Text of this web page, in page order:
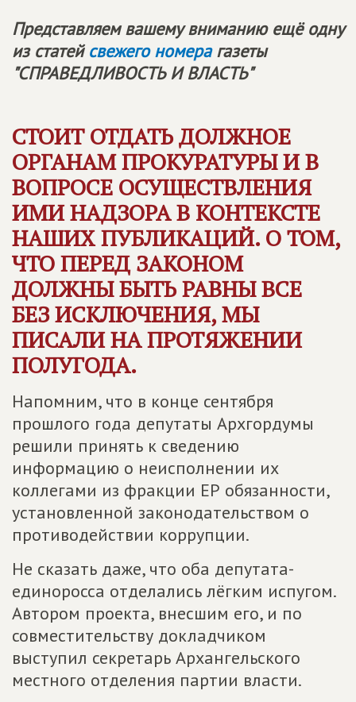
Представляем вашему вниманию ещё одну
из статейсвежего номерагазеты
"СПРАВЕДЛИВОСТЬ И ВЛАСТЬ"
СТОИТ ОТДАТЬ ДОЛЖНОЕ
ОРГАНАМ ПРОКУРАТУРЫ И В
ВОПРОСЕ ОСУЩЕСТВЛЕНИЯ
ИМИ НАДЗОРА В КОНТЕКСТЕ
НАШИХ ПУБЛИКАЦИЙ. О ТОМ,
ЧТО ПЕРЕД ЗАКОНОМ
ДОЛЖНЫ БЫТЬ РАВНЫ ВСЕ
БЕЗ ИСКЛЮЧЕНИЯ, МЫ
ПИСАЛИ НА ПРОТЯЖЕНИИ
ПОЛУГОДА.
Напомним, что в конце сентября
прошлого года депутаты Архгордумы
решили принять к сведению
информацию о неисполнении их
коллегами из фракции ЕР обязанности,
установленной законодательством о
противодействии коррупции.
Не сказать даже, что оба депутата-
единоросса отделались лёгким испугом.
Автором проекта, внесшим его, и по
совместительству докладчиком
выступил секретарь Архангельского
местного отделения партии власти.